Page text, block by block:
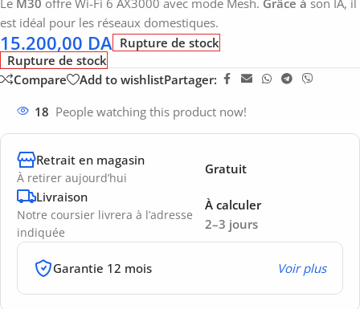
Le M30 offre Wi-Fi 6 AX3000 avec mode Mesh. Grâce à son IA, il
est idéal pour les réseaux domestiques.
15.200,00 DA Rupture de stock
Rupture de stock
Compare
Add to wishlistPartager:
18 People watching this product now!
Retrait en magasin
À retirer aujourd’hui
Gratuit
Livraison
Notre coursier livrera à l’adresse
indiquée
2–3 jours
À calculer
Garantie 12 mois Voir plus